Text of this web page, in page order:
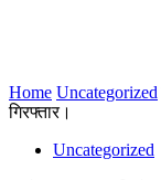
Home Uncategorized
गिरफ्तार।
Uncategorized